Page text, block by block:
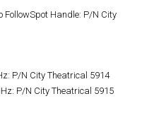
FollowSpot Handle: P/N City
P/N City Theatrical 5914
P/N City Theatrical 5915